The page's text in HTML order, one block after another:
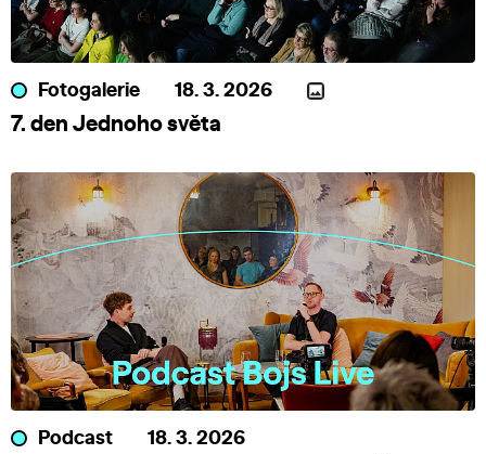
Fotogalerie 18. 3. 2026
7. den Jednoho světa
Podcast 18. 3. 2026